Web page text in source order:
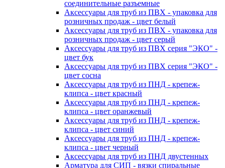
соединительные разъемные
Аксессуары для труб из ПВХ - упаковка для
розничных продаж - цвет белый
Аксессуары для труб из ПВХ - упаковка для
розничных продаж - цвет серый
Аксессуары для труб из ПВХ серия "ЭКО" -
цвет бук
Аксессуары для труб из ПВХ серия "ЭКО" -
цвет сосна
Аксессуары для труб из ПНД - крепеж-
клипса - цвет красный
Аксессуары для труб из ПНД - крепеж-
клипса - цвет оранжевый
Аксессуары для труб из ПНД - крепеж-
клипса - цвет синий
Аксессуары для труб из ПНД - крепеж-
клипса - цвет черный
Аксессуары для труб из ПНД двустенных
Арматура для СИП - вязки спиральные